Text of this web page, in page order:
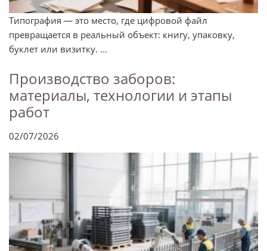
Типография — это место, где цифровой файл
превращается в реальный объект: книгу, упаковку,
буклет или визитку. ...
Производство заборов:
материалы, технологии и этапы
работ
02/07/2026